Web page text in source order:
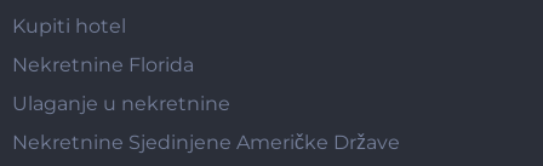
Kupiti hotel
Nekretnine Florida
Ulaganje u nekretnine
Nekretnine Sjedinjene Američke Države